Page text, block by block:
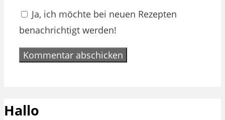
Ja, ich möchte bei neuen Rezepten
benachrichtigt werden!
Hallo